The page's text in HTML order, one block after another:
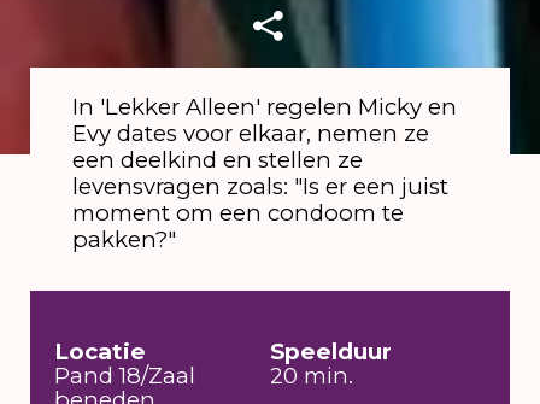
Roosmarijn Hopman
In 'Lekker Alleen' regelen Micky en
Evy dates voor elkaar, nemen ze
een deelkind en stellen ze
levensvragen zoals: "Is er een juist
moment om een condoom te
pakken?"
Locatie
Pand 18/Zaal
Speelduur
20 min.